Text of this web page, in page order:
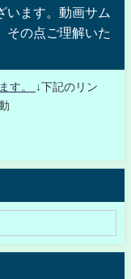
います。動画サム
その点ご理解いた
す。
↓下記のリン